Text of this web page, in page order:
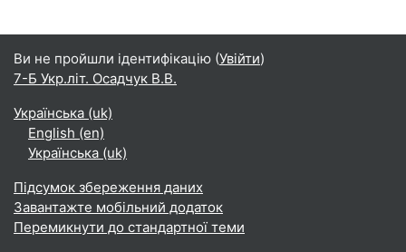
Ви не пройшли ідентифікацію (Увійти)
7-Б Укр.літ. Осадчук В.В.
Українська ‎(uk)‎
English ‎(en)‎
Українська ‎(uk)‎
Підсумок збереження даних
Завантажте мобільний додаток
Перемикнути до стандартної теми